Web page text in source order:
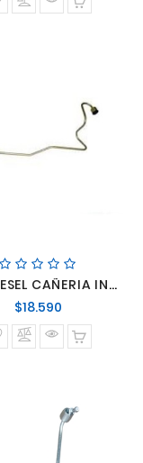
INCODIESEL CAÑERIA INYECTOR
$18.590Precio
normal